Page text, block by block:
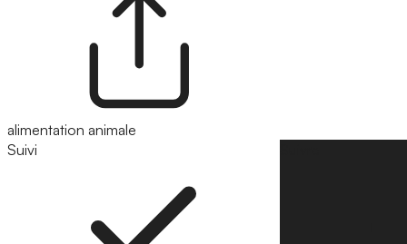
alimentation animale
Suivi